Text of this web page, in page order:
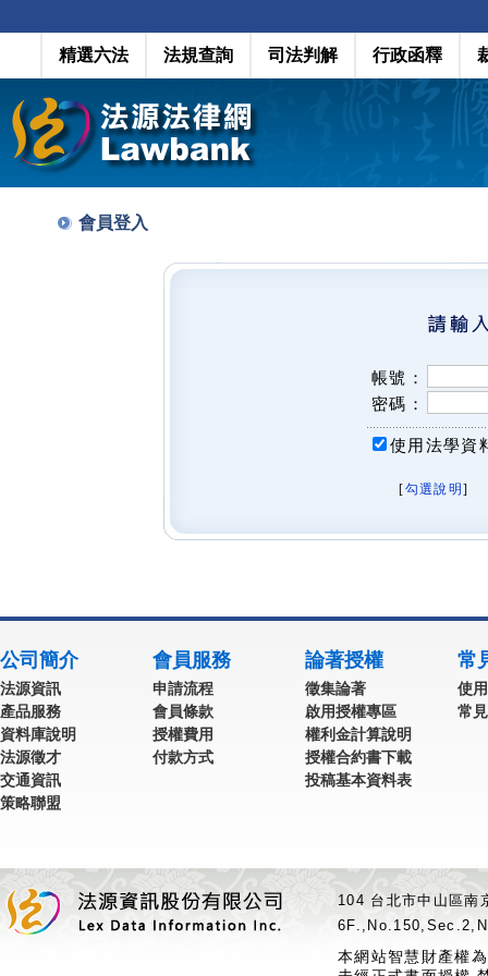
精選六法 法規查詢 司法判解 行政函釋
會員登入
帳號：
密碼：
使用法學資
[勾選說明 ]
公司簡介
法源資訊
產品服務
資料庫說明
法源徵才
交通資訊
策略聯盟
會員服務
申請流程
會員條款
授權費用
付款方式
論著授權
徵集論著
啟用授權專區
權利金計算說明
授權合約書下載
投稿基本資料表
常
使
常
104 台北市中山區
本網站智慧財產權